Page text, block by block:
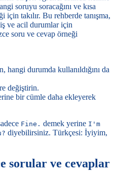
soruyu soracağını ve kısa
için takılır. Bu rehberde tanışma,
ve acil durumlar için
soru ve cevap örneği
hangi durumda kullanıldığını da
değiştirin.
bir cümle daha ekleyerek
Fine. demek yerine I'm
diyebilirsiniz. Türkçesi: İyiyim,
sorular ve cevaplar